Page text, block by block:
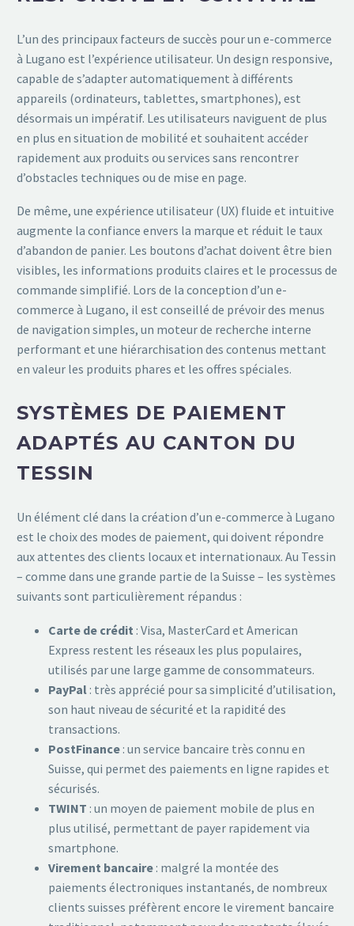
L’un des principaux facteurs de succès pour un e-commerce
à Lugano est l’expérience utilisateur. Un design responsive,
capable de s’adapter automatiquement à différents
appareils (ordinateurs, tablettes, smartphones), est
désormais un impératif. Les utilisateurs naviguent de plus
en plus en situation de mobilité et souhaitent accéder
rapidement aux produits ou services sans rencontrer
d’obstacles techniques ou de mise en page.
De même, une expérience utilisateur (UX) fluide et intuitive
augmente la confiance envers la marque et réduit le taux
d’abandon de panier. Les boutons d’achat doivent être bien
visibles, les informations produits claires et le processus de
commande simplifié. Lors de la conception d’un e-
commerce à Lugano, il est conseillé de prévoir des menus
de navigation simples, un moteur de recherche interne
performant et une hiérarchisation des contenus mettant
en valeur les produits phares et les offres spéciales.
SYSTÈMES DE PAIEMENT
ADAPTÉS AU CANTON DU
TESSIN
Un élément clé dans la création d’un e-commerce à Lugano
est le choix des modes de paiement, qui doivent répondre
aux attentes des clients locaux et internationaux. Au Tessin
– comme dans une grande partie de la Suisse – les systèmes
suivants sont particulièrement répandus :
Carte de crédit : Visa, MasterCard et American
Express restent les réseaux les plus populaires,
utilisés par une large gamme de consommateurs.
PayPal : très apprécié pour sa simplicité d’utilisation,
son haut niveau de sécurité et la rapidité des
transactions.
PostFinance : un service bancaire très connu en
Suisse, qui permet des paiements en ligne rapides et
sécurisés.
TWINT : un moyen de paiement mobile de plus en
plus utilisé, permettant de payer rapidement via
smartphone.
Virement bancaire : malgré la montée des
paiements électroniques instantanés, de nombreux
clients suisses préfèrent encore le virement bancaire